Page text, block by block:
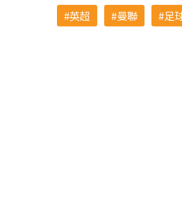
英超 曼聯 足